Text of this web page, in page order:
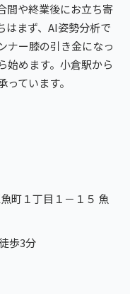
間や終業後にお立ち寄
はまず、AI姿勢分析で
ナー膝の引き金になっ
始めます。小倉駅から
ています。
町１丁目１－１５ 魚
歩3分